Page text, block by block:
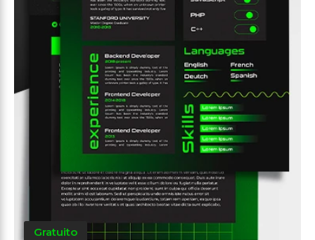
Gratuito